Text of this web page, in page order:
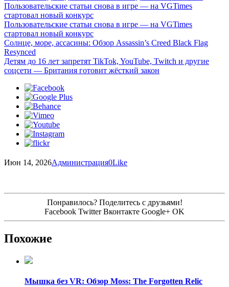
Пользовательские статьи снова в игре — на VGTimes
стартовал новый конкурс
Пользовательские статьи снова в игре — на VGTimes
стартовал новый конкурс
Солнце, море, ассасины: Обзор Assassin’s Creed Black Flag
Resynced
Детям до 16 лет запретят TikTok, YouTube, Twitch и другие
соцсети — Британия готовит жёсткий закон
Июн 14, 2026Администрация0Like
Понравилось? Поделитесь с друзьями!
Facebook Twitter Вконтакте Google+ OK
Похожие
Мышка без VR: Обзор Moss: The Forgotten Relic